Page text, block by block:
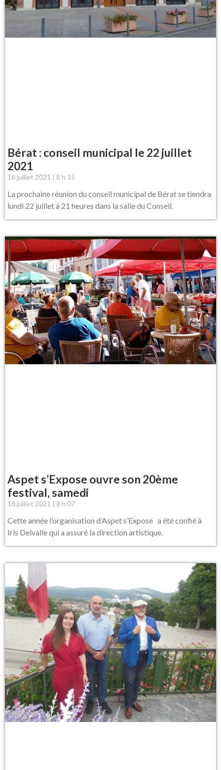
Bérat : conseil municipal le 22 juillet
2021
16 juillet 2021 8 h 15
La prochaine réunion du conseil municipal de Bérat se tiendra
lundi 22 juillet à 21 heures dans la salle du Conseil.
Aspet s’Expose ouvre son 20ème
festival, samedi
16 juillet 2021 8 h 07
Cette année l’organisation d’Aspet s’Expose a été confié à
Iris Delvalle qui a assuré la direction artistique.